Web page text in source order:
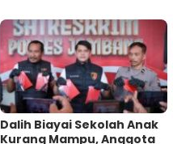
Dalih Biayai Sekolah Anak
Kurang Mampu, Anggota